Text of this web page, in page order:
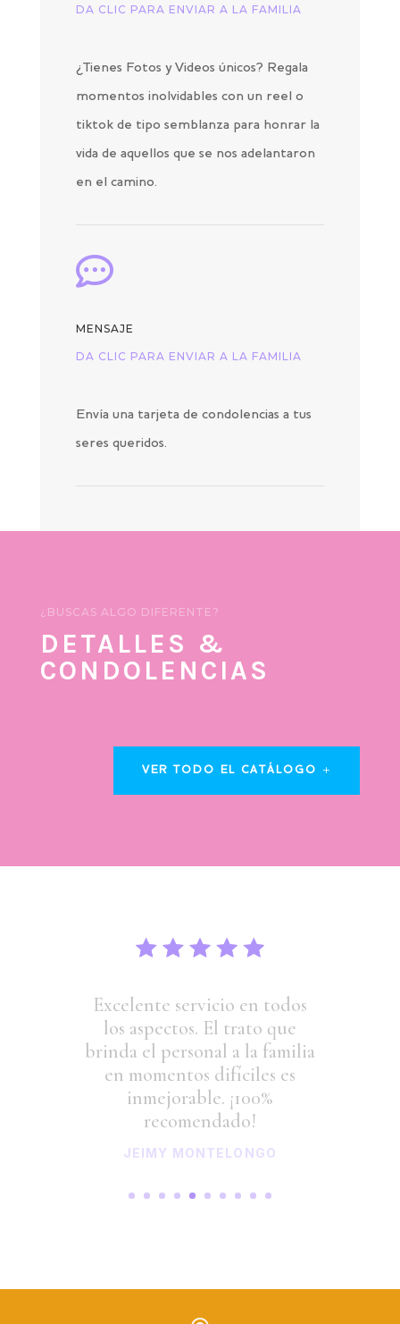
DA CLIC PARA ENVIAR A LA FAMILIA
¿Tienes Fotos y Videos únicos? Regala
momentos inolvidables con un reel o
tiktok de tipo semblanza para honrar la
vida de aquellos que se nos adelantaron
en el camino.

MENSAJE
DA CLIC PARA ENVIAR A LA FAMILIA
Envía una tarjeta de condolencias a tus
seres queridos.
¿BUSCAS ALGO DIFERENTE?
DETALLES &
CONDOLENCIAS
VER TODO EL CATÁLOGO
los aspectos. El trato que
brinda el personal a la familia
en momentos difíciles es
inmejorable. ¡100%
recomendado!